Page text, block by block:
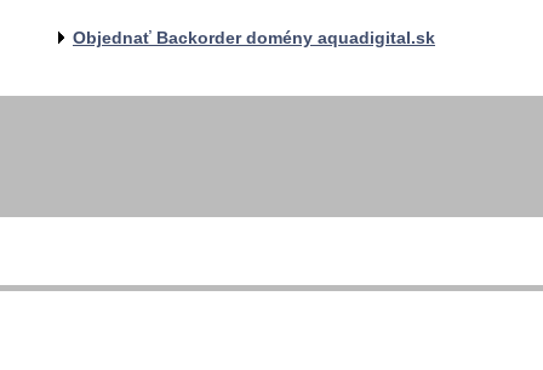
Objednať Backorder domény aquadigital.sk